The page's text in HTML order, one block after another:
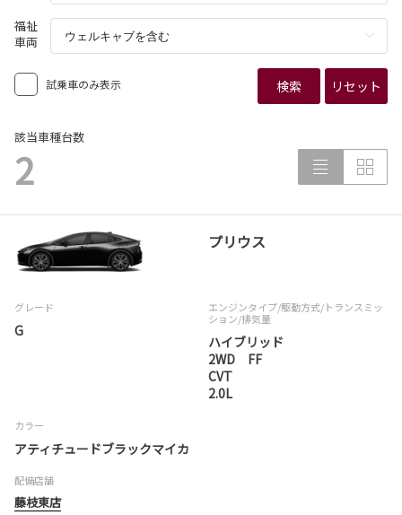
福祉
車両
試乗車のみ表示 検索 リセット
該当車種台数
2
プリウス
グレード
G
エンジンタイプ/駆動方式/トランスミッ
ション/排気量
ハイブリッド
2WD FF
CVT
2.0L
カラー
アティチュードブラックマイカ
配備店舗
藤枝東店